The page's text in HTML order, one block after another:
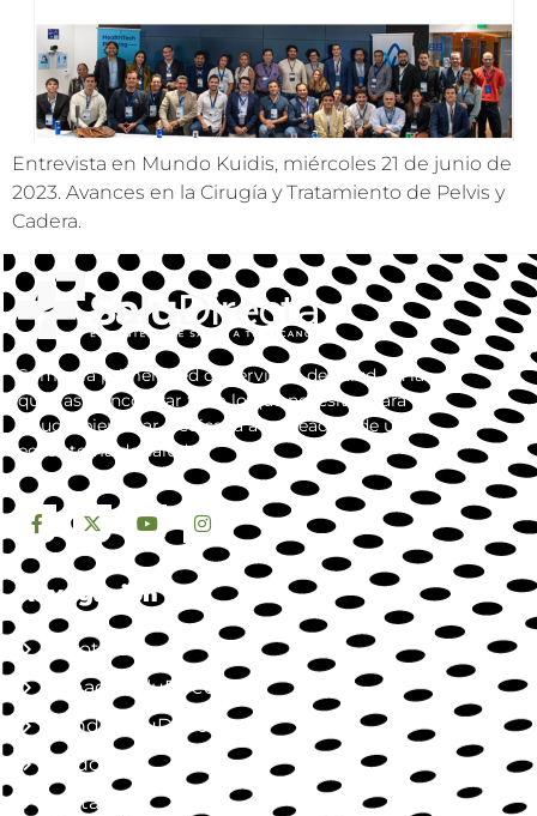
Entrevista en Mundo Kuidis, miércoles 21 de junio de
2023. Avances en la Cirugía y Tratamiento de Pelvis y
Cadera.
Somos la primera red de servicios de salud, en la
que vas a encontrar todo lo que necesitas para tu
salud y bienestar. dedicada a la creación de un
ecosistema de salud.
Navegación
Nosotros
Jornada SaluDirecta
Mundo SaluDirecta
Aliados
Contacto